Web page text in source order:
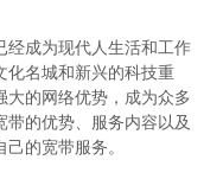
经成为现代人生活和工作
化名城和新兴的科技重
大的网络优势，成为众多
带的优势、服务内容以及
的宽带服务。